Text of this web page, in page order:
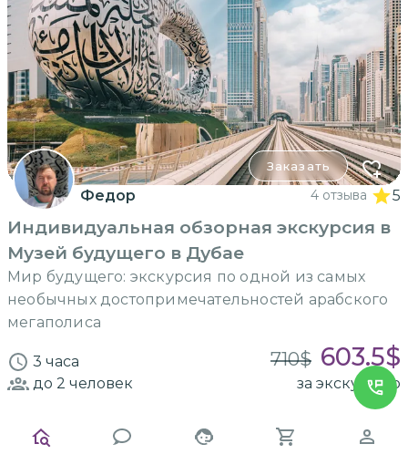
Заказать
Федор 4 отзыва 5
Индивидуальная обзорная экскурсия в
Музей будущего в Дубае
Мир будущего: экскурсия по одной из самых
необычных достопримечательностей арабского
мегаполиса
3 часа 710$ 603.5$
до 2 человек за экскурсию
ИНДИВИДУАЛЬНАЯ
30%